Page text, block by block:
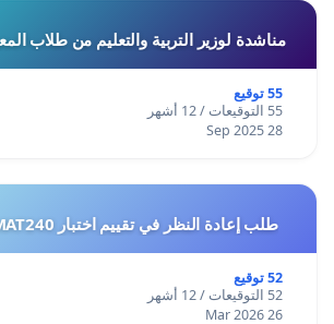
مناشدة لوزير التربية والتعليم من طلاب
55 توقيع
55 التوقيعات / 12 أشهر
28 Sep 2025
طلب إعادة النظر في تقييم اختبار MAT240 ومنح Bonus
52 توقيع
52 التوقيعات / 12 أشهر
26 Mar 2026